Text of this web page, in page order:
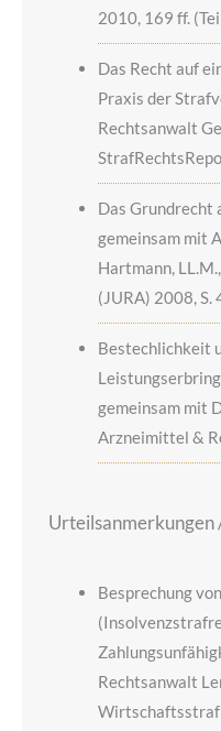
2010, 169 ff.
Das Recht auf
Praxis der
Rechtsanwalt
Das Grundrecht
gemeinsam mit
Hartmann,
(JURA) 2008, S.
Bestechlichkeit
gemeinsam mit
Arzneimittel &
Urteilsanmerkungen
Besprechung
Rechtsanwalt